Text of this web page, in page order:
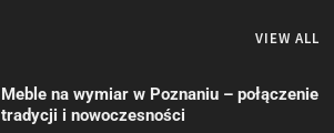
VIEW ALL
Meble na wymiar w Poznaniu – połączenie
tradycji i nowoczesności